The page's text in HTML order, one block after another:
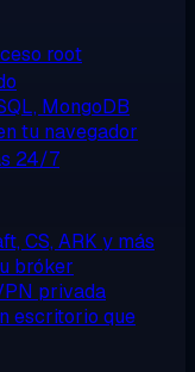
root
MongoDB
tu navegador
24/7
CS, ARK y más
bróker
privada
escritorio que